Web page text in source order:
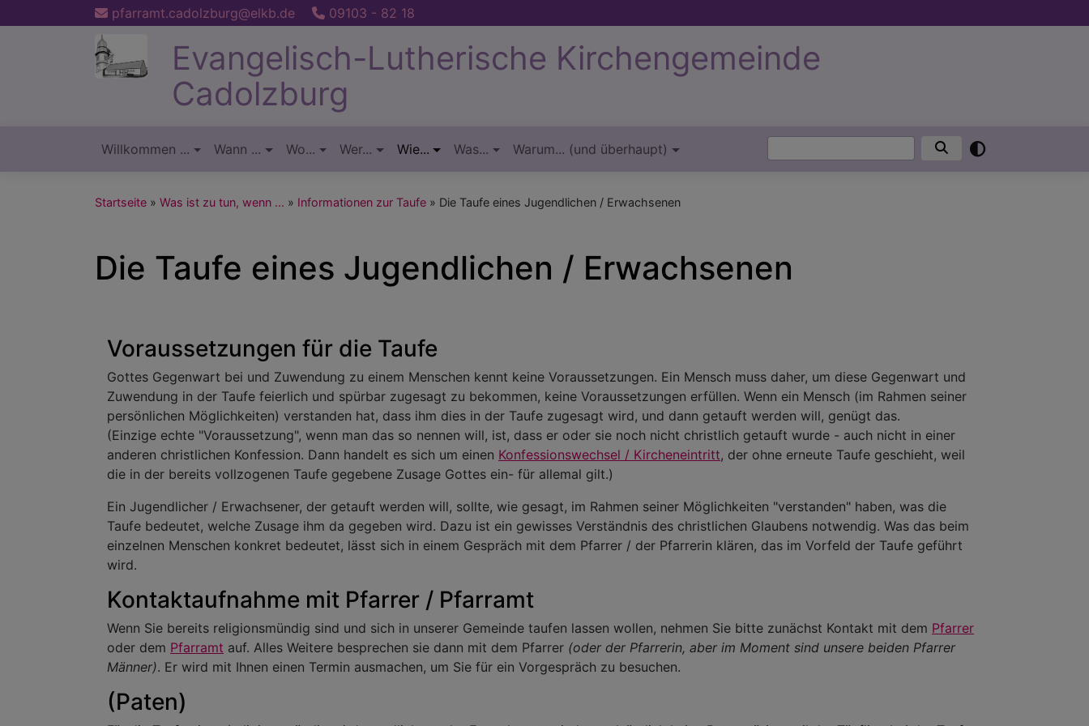
zum
pfarramt.cadolzburg@elkb.de 09103 - 82 18
Evangelisch-Lutherische Kirchengemeinde
Cadolzburg
Hauptnavigation
Willkommen ... Wann ... Wo... Wer... Wie... Was... Warum... (und überhaupt) Suche
Startseite Was ist zu tun, wenn ... Informationen zur Taufe Die Taufe eines Jugendlichen / Erwachsenen
Die Taufe eines Jugendlichen / Erwachsenen
Voraussetzungen für die Taufe
Gottes Gegenwart bei und Zuwendung zu einem Menschen kennt keine Voraussetzungen. Ein Mensch muss daher, um diese Gegenwart und
Zuwendung in der Taufe feierlich und spürbar zugesagt zu bekommen, keine Voraussetzungen erfüllen. Wenn ein Mensch (im Rahmen seiner
persönlichen Möglichkeiten) verstanden hat, dass ihm dies in der Taufe zugesagt wird, und dann getauft werden will, genügt das.
(Einzige echte "Voraussetzung", wenn man das so nennen will, ist, dass er oder sie noch nicht christlich getauft wurde - auch nicht in einer
anderen christlichen Konfession. Dann handelt es sich um einen Konfessionswechsel / Kircheneintritt, der ohne erneute Taufe geschieht, weil
die in der bereits vollzogenen Taufe gegebene Zusage Gottes ein- für allemal gilt.)
Ein Jugendlicher / Erwachsener, der getauft werden will, sollte, wie gesagt, im Rahmen seiner Möglichkeiten "verstanden" haben, was die
Taufe bedeutet, welche Zusage ihm da gegeben wird. Dazu ist ein gewisses Verständnis des christlichen Glaubens notwendig. Was das beim
einzelnen Menschen konkret bedeutet, lässt sich in einem Gespräch mit dem Pfarrer / der Pfarrerin klären, das im Vorfeld der Taufe geführt
wird.
Kontaktaufnahme mit Pfarrer / Pfarramt
Wenn Sie bereits religionsmündig sind und sich in unserer Gemeinde taufen lassen wollen, nehmen Sie bitte zunächst Kontakt mit dem Pfarrer
oder dem Pfarramt auf. Alles Weitere besprechen sie dann mit dem Pfarrer (oder der Pfarrerin, aber im Moment sind unsere beiden Pfarrer
Männer). Er wird mit Ihnen einen Termin ausmachen, um Sie für ein Vorgespräch zu besuchen.
(Paten)